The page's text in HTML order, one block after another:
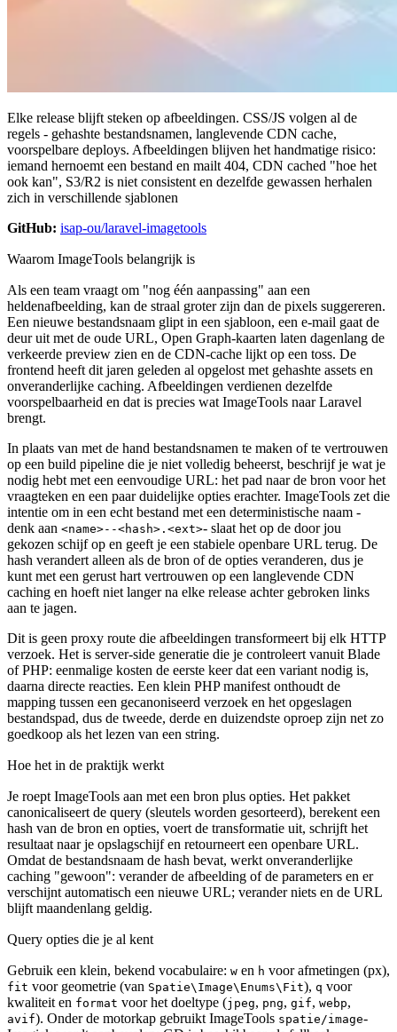
Elke release blijft steken op afbeeldingen. CSS/JS volgen al de
regels - gehashte bestandsnamen, langlevende CDN cache,
voorspelbare deploys. Afbeeldingen blijven het handmatige risico:
iemand hernoemt een bestand en mailt 404, CDN cached "hoe het
ook kan", S3/R2 is niet consistent en dezelfde gewassen herhalen
zich in verschillende sjablonen
GitHub: isap-ou/laravel-imagetools
Waarom ImageTools belangrijk is
Als een team vraagt om "nog één aanpassing" aan een
heldenafbeelding, kan de straal groter zijn dan de pixels suggereren.
Een nieuwe bestandsnaam glipt in een sjabloon, een e-mail gaat de
deur uit met de oude URL, Open Graph-kaarten laten dagenlang de
verkeerde preview zien en de CDN-cache lijkt op een toss. De
frontend heeft dit jaren geleden al opgelost met gehashte assets en
onveranderlijke caching. Afbeeldingen verdienen dezelfde
voorspelbaarheid en dat is precies wat ImageTools naar Laravel
brengt.
In plaats van met de hand bestandsnamen te maken of te vertrouwen
op een build pipeline die je niet volledig beheerst, beschrijf je wat je
nodig hebt met een eenvoudige URL: het pad naar de bron voor het
vraagteken en een paar duidelijke opties erachter. ImageTools zet die
intentie om in een echt bestand met een deterministische naam -
denk aan <name>--<hash>.<ext>- slaat het op de door jou
gekozen schijf op en geeft je een stabiele openbare URL terug. De
hash verandert alleen als de bron of de opties veranderen, dus je
kunt met een gerust hart vertrouwen op een langlevende CDN
caching en hoeft niet langer na elke release achter gebroken links
aan te jagen.
Dit is geen proxy route die afbeeldingen transformeert bij elk HTTP
verzoek. Het is server-side generatie die je controleert vanuit Blade
of PHP: eenmalige kosten de eerste keer dat een variant nodig is,
daarna directe reacties. Een klein PHP manifest onthoudt de
mapping tussen een gecanoniseerd verzoek en het opgeslagen
bestandspad, dus de tweede, derde en duizendste oproep zijn net zo
goedkoop als het lezen van een string.
Hoe het in de praktijk werkt
Je roept ImageTools aan met een bron plus opties. Het pakket
canonicaliseert de query (sleutels worden gesorteerd), berekent een
hash van de bron en opties, voert de transformatie uit, schrijft het
resultaat naar je opslagschijf en retourneert een openbare URL.
Omdat de bestandsnaam de hash bevat, werkt onveranderlijke
caching "gewoon": verander de afbeelding of de parameters en er
verschijnt automatisch een nieuwe URL; verander niets en de URL
blijft maandenlang geldig.
Query opties die je al kent
Gebruik een klein, bekend vocabulaire: w en h voor afmetingen (px),
fit voor geometrie (van Spatie\Image\Enums\Fit), q voor
kwaliteit en format voor het doeltype (jpeg, png, gif, webp,
avif). Onder de motorkap gebruikt ImageTools spatie/image-